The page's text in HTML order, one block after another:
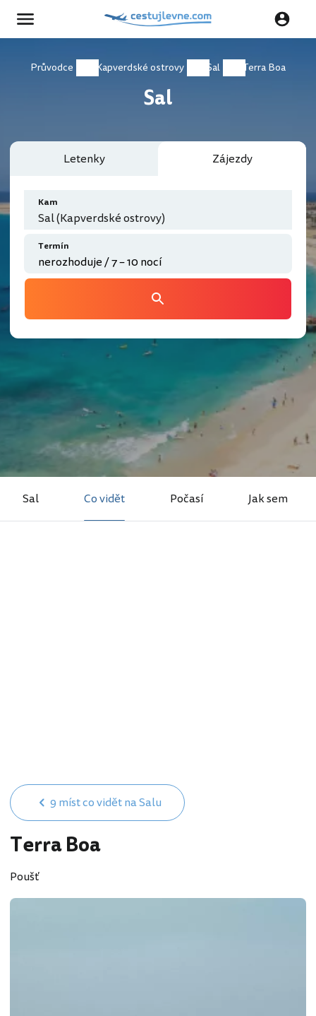
Průvodce Kapverdské ostrovy Sal Terra Boa
Sal
Letenky Zájezdy
Kam
Sal (Kapverdské ostrovy)
Termín
Sal Co vidět Počasí Jak sem
9 míst co vidět na Salu
Terra Boa
Poušť